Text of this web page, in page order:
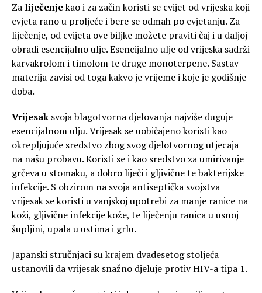
Za liječenjekao i za začin koristi se cvijet od vrijeska koji
cvjeta rano u proljeće i bere se odmah po cvjetanju. Za
liječenje, od cvijeta ove biljke možete praviti čaj i u daljoj
obradi esencijalno ulje. Esencijalno ulje od vrijeska sadrži
karvakrolom i timolom te druge monoterpene. Sastav
materija zavisi od toga kakvo je vrijeme i koje je godišnje
doba.
Vrijesak svoja blagotvorna djelovanja najviše duguje
esencijalnom ulju. Vrijesak se uobičajeno koristi kao
okrepljujuće sredstvo zbog svog djelotvornog utjecaja
na našu probavu. Koristi se i kao sredstvo za umirivanje
grčeva u stomaku, a dobro liječi i gljivične te bakterijske
infekcije. S obzirom na svoja antiseptička svojstva
vrijesak se koristi u vanjskoj upotrebi za manje ranice na
koži, gljivične infekcije kože, te liječenju ranica u usnoj
šupljini, upala u ustima i grlu.
Japanski stručnjaci su krajem dvadesetog stoljeća
ustanovili da vrijesak snažno djeluje protiv HIV-a tipa 1.